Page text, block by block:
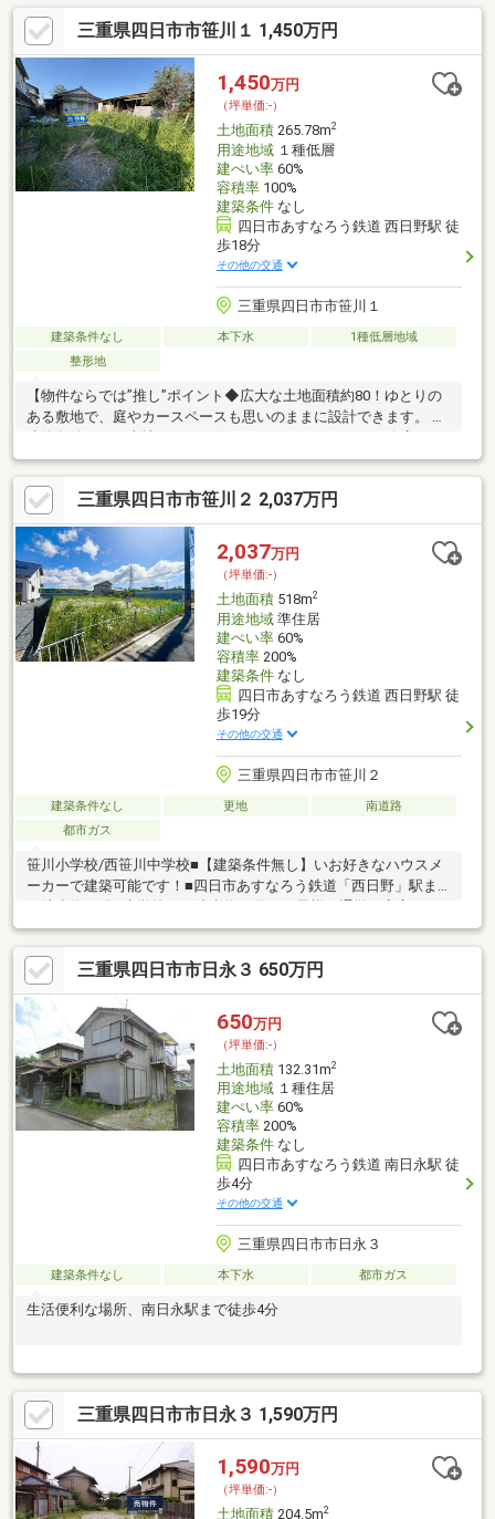
った唯一無二の住まいを実現してください。◆眺望良好な立地の
ため、開放感のある住まいが実現。◆周辺は閑静な住宅街で、穏
やかな住環境が魅力です。【利便性◎の周辺環境】◆四日市あす
なろう鉄道「西日野」駅まで徒歩約11分！始発駅なので、座って
通勤・通学できます。◆スーパー「カネスエ日永店」まで徒歩約
9分、ドラッグストアも近く、買い物に便利な住環境。
三重県四日市市笹川１ 1,450万円
1,450万円
（坪単価:-）
土地面積265.78m2
用途地域１種低層
建ぺい率60%
容積率100%
建築条件なし
四日市あすなろう鉄道 西日野駅 徒
歩18分
その他の交通
三重県四日市市笹川１
建築条件なし 本下水
1種低層地域
整形地
【物件ならでは”推し”ポイント◆広大な土地面積約80！ゆとりの
ある敷地で、庭やカースペースも思いのままに設計できます。 ◆
建築条件なしの売地です。お好きなハウスメーカーや工務店で、
こだわりの詰まった理想のマイホームを実現可能です。◆整形地
のため、土地の形を活かした設計がしやすい点も魅力です。古家
解体後の更地渡しで安心です。◆閑静な住宅地に位置し、周辺は
緑豊かな住環境です。ゆとりのある新生活を叶えられます。 【利
便性◎の周辺環境】◆四日市市立笹川小学校まで徒歩10分、幼稚
園・保育園も徒歩6分圏内。お子様の通学も安心の立地です。◆
スーパーやドラッグストアも徒歩10分圏内。
三重県四日市市笹川２ 2,037万円
2,037万円
（坪単価:-）
土地面積518m2
用途地域準住居
建ぺい率60%
容積率200%
建築条件なし
四日市あすなろう鉄道 西日野駅 徒
歩19分
その他の交通
三重県四日市市笹川２
建築条件なし 更地
南道路
都市ガス
笹川小学校/西笹川中学校■【建築条件無し】いお好きなハウスメ
ーカーで建築可能です！■四日市あすなろう鉄道「西日野」駅ま
で徒歩約19分■小学校まで徒歩約10分！お子様の通学の安心です
♪■スーパー・ドラッグストア・コンビニなどが徒歩圏内！暮らし
やすい環境です♪■前面道路は約5ｍとゆとりがあり、車通りも少
ないため、落ち着いた住環境■高台に立地し、開放感のある住環
境が魅力！日当たり・風通しともに良好◎■都市ガス
三重県四日市市日永３ 650万円
650万円
（坪単価:-）
土地面積132.31m2
用途地域１種住居
建ぺい率60%
容積率200%
建築条件なし
四日市あすなろう鉄道 南日永駅 徒
歩4分
その他の交通
三重県四日市市日永３
建築条件なし 本下水 都市ガス
生活便利な場所、南日永駅まで徒歩4分
三重県四日市市日永３ 1,590万円
1,590万円
（坪単価:-）
土地面積204.5m2